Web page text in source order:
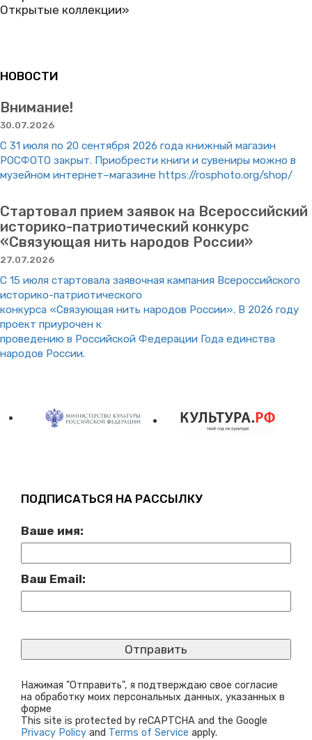
Открытые коллекции»
НОВОСТИ
Внимание!
30.07.2026
С 31 июля по 20 сентября 2026 года книжный магазин
РОСФОТО закрыт. Приобрести книги и сувениры можно в
музейном интернет–магазине https://rosphoto.org/shop/
Стартовал прием заявок на Всероссийский
историко-патриотический конкурс
«Связующая нить народов России»
27.07.2026
С 15 июля стартовала заявочная кампания Всероссийского
историко-патриотического
конкурса «Связующая нить народов России». В 2026 году
проект приурочен к
проведению в Российской Федерации Года единства
народов России.
ПОДПИСАТЬСЯ НА РАССЫЛКУ
Ваше имя:
Ваш Email:
Нажимая "Отправить", я подтверждаю свое согласие
на обработку моих персональных данных, указанных в
форме
This site is protected by reCAPTCHA and the Google
Privacy Policy and Terms of Service apply.